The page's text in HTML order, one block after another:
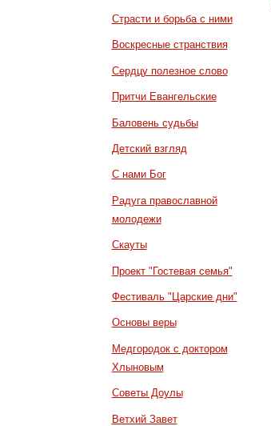
Страсти и борьба с ними
Воскресные странствия
Сердцу полезное слово
Притчи Евангельские
Баловень судьбы
Детский взгляд
С нами Бог
Радуга православной
молодежи
Скауты
Проект "Гостевая семья"
Фестиваль "Царские дни"
Основы веры
Медгородок с доктором
Хлыновым
Советы Доулы
Ветхий Завет